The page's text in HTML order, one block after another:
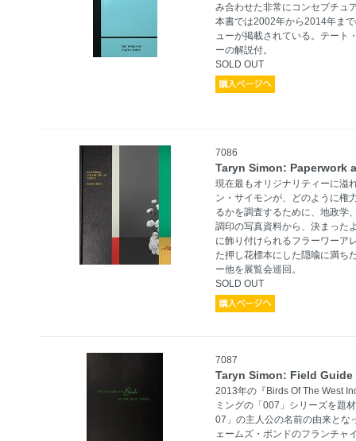
み合わせた非常にコンセプチュ
本書では2002年から2014年ま
ューが掲載されている。テート
ーの解説付。
SOLD OUT
7086
Taryn Simon: Paperwork
現在最もオリジナリティーに溢
ン・サイモンが、どのように権
るかを調査するために、地政学
調印の写真資料から、決まった
に飾り付けられるフラーワーア
た押し花標本にした隠喩に満ち
ー他を展覧会巡回。
SOLD OUT
7087
Taryn Simon: Field
2013年の『Birds Of The West
ミングの「007」シリーズを題
07」の主人公の名前の由来とな
ェームズ・ボンドのフランチャ